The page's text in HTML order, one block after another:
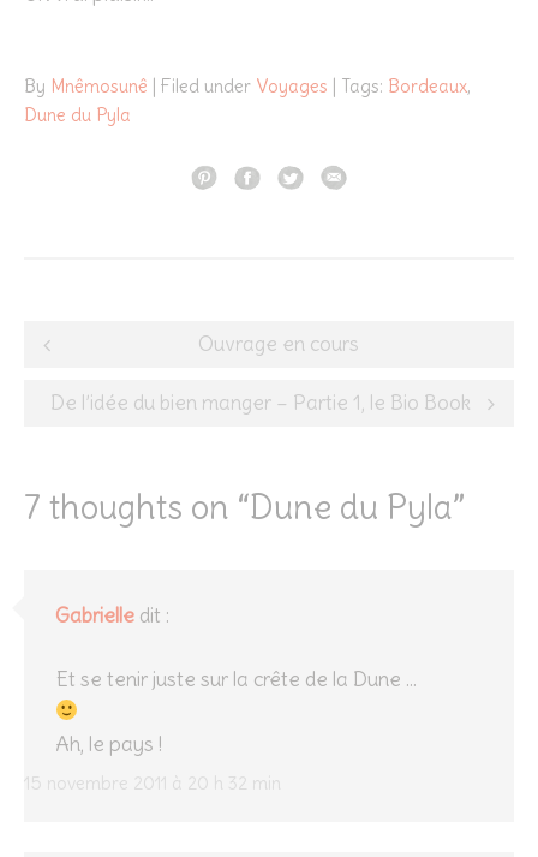
By Mnêmosunê | Filed under Voyages | Tags: Bordeaux,
Dune du Pyla
Post
navigation
Ouvrage en cours
De l’idée du bien manger – Partie 1, le Bio Book
7 thoughts on “Dune du Pyla”
Gabrielle dit :
15 novembre 2011 à 20 h 32 min
Et se tenir juste sur la crête de la Dune …
Ah, le pays !